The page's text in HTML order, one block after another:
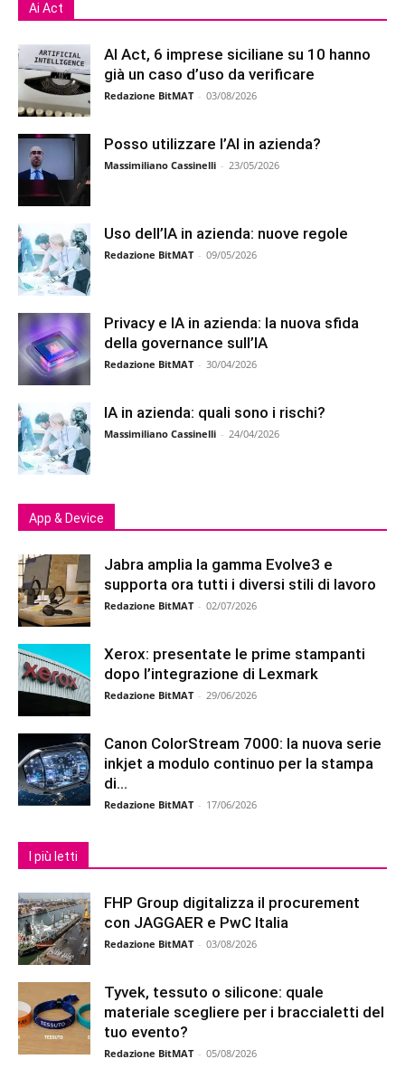
Ai Act
AI Act, 6 imprese siciliane su 10 hanno
già un caso d’uso da verificare
Redazione BitMAT - 03/08/2026
Posso utilizzare l’AI in azienda?
Massimiliano Cassinelli - 23/05/2026
Uso dell’IA in azienda: nuove regole
Redazione BitMAT - 09/05/2026
Privacy e IA in azienda: la nuova sfida
della governance sull’IA
Redazione BitMAT - 30/04/2026
IA in azienda: quali sono i rischi?
Massimiliano Cassinelli - 24/04/2026
App & Device
Jabra amplia la gamma Evolve3 e
supporta ora tutti i diversi stili di lavoro
Redazione BitMAT - 02/07/2026
Xerox: presentate le prime stampanti
dopo l’integrazione di Lexmark
Redazione BitMAT - 29/06/2026
Canon ColorStream 7000: la nuova serie
inkjet a modulo continuo per la stampa
di...
Redazione BitMAT - 17/06/2026
I più letti
FHP Group digitalizza il procurement
con JAGGAER e PwC Italia
Redazione BitMAT - 03/08/2026
Tyvek, tessuto o silicone: quale
materiale scegliere per i braccialetti del
tuo evento?
Redazione BitMAT - 05/08/2026